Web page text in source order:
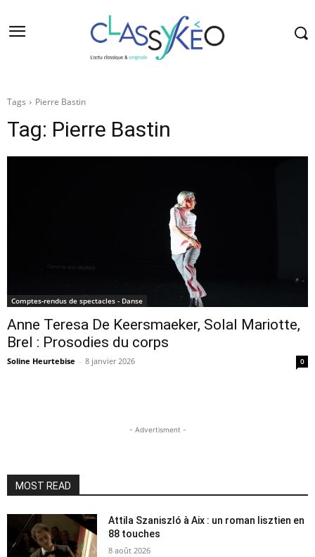
Tags Pierre Bastin
Tag: Pierre Bastin
Comptes-rendus de spectacles - Danse
Anne Teresa De Keersmaeker, Solal Mariotte,
Brel : Prosodies du corps
Soline Heurtebise - 8 janvier 2026 0
- Advertisment -
MOST READ
Attila Szaniszló à Aix : un roman lisztien en
88 touches
8 août 2026